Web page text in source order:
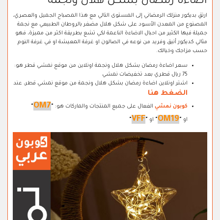
ارتقِ بديكور منزلك الرمضاني إلى المستوى التالي مع هذا المصباح الجميل والعصري،
المصنوع من المعدن الأسود على شكل هلال مضفر بالروطان الطبيعي مع نجمة
جميلة فيها الكثير من احبال الاضاءة الناعمة لكي تشع بطريقة اكثر من مميزة، فهو
مثالي كديكور أنيق وفريد من نوعه في الصالون او غرفة المعيشة او في غرفة النوم
حسب مزاجك وخيالك.
سعر اضاءة رمضان بشكل هلال ونجمة اونلاين من موقع نمشي قطر هو:
75 ريال قطري بعد تخفيضات نمشي
اشتر اونلاين اضاءة رمضان بشكل هلال ونجمة من موقع نمشي قطر، عند
الضغط هنا
كوبون نمشي الفعال على جميع المنتجات والماركات هو: "
OM7
"
او "
OM19
" او "
VFF
"